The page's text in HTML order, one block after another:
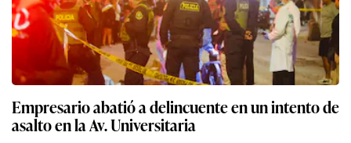
Empresario abatió a delincuente en un intento de
asalto en la Av. Universitaria